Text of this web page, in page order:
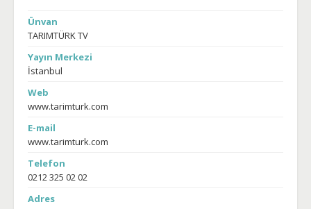
Ünvan
TARIMTÜRK TV
Yayın Merkezi
İstanbul
Web
www.tarimturk.com
E-mail
www.tarimturk.com
Telefon
0212 325 02 02
Adres